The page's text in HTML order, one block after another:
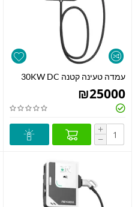
עמדה טעינה קטנה 30KW DC
₪25000
+
−